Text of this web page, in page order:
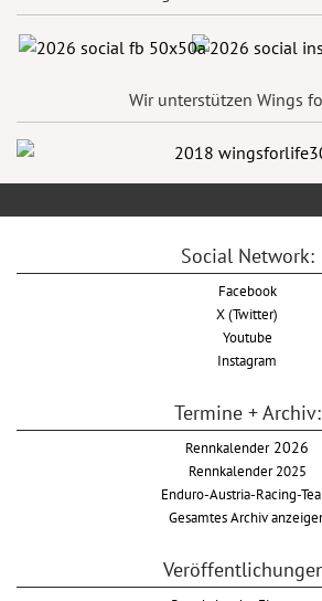
Wir unterstützen Wings
Social Network:
Facebook
X (Twitter)
Youtube
Instagram
Termine + Archiv:
Rennkalender2026
Rennkalender 2025
Enduro-Austria-Racing-
Gesamtes Archiv